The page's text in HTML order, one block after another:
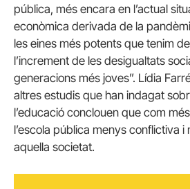
pública, més encara en l’actual
econòmica derivada de la
les eines més potents que tenim
l’increment de les desigualtats
generacions més joves”. Lídia
altres estudis que han indagat
l’educació conclouen que com
l’escola pública menys conflictiva i
aquella societat.